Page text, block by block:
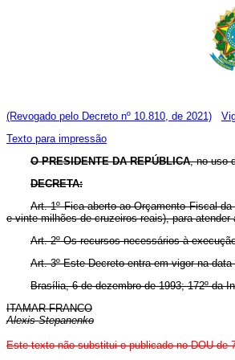
(Revogado pelo Decreto nº 10.810, de 2021)
Texto para impressão
O PRESIDENTE DA REPÚBLICA, no uso
DECRETA:
Art. 1º Fica aberto ao Orçamento Fiscal da
e vinte milhões de cruzeiros reais), para
Art. 2º Os recursos necessários à
Art. 3º Este Decreto entra em vigor na
Brasília, 6 de dezembro de 1993; 172º da
ITAMAR FRANCO
Alexis Stepanenko
Este texto não substitui o publicado no DOU de